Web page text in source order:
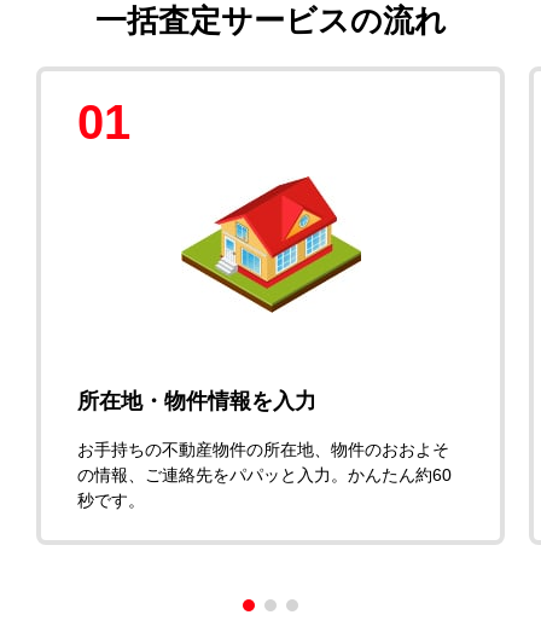
一括査定サービスの流れ
01
所在地・物件情報を入力
お手持ちの不動産物件の所在地、物件のおおよそ
の情報、ご連絡先をパパッと入力。かんたん約60
秒です。